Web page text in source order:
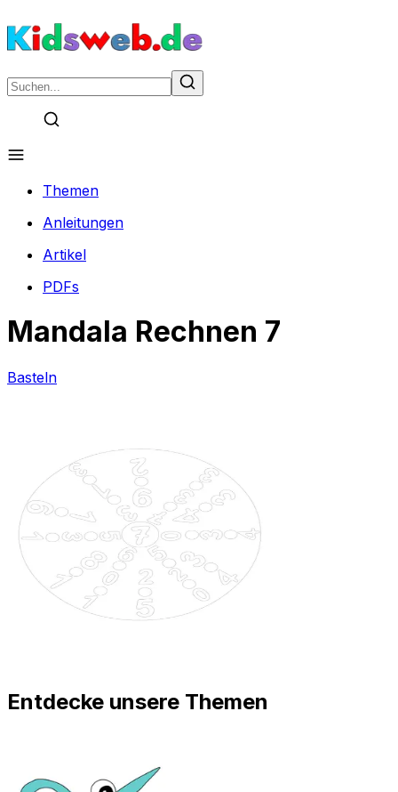
Themen
Anleitungen
Artikel
PDFs
Mandala Rechnen 7
Basteln
Entdecke unsere Themen